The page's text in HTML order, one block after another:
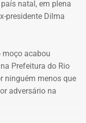
natal, em plena
presidente Dilma
moço acabou
Prefeitura do Rio
ninguém menos que
adversário na